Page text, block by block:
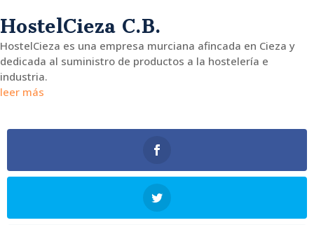
HostelCieza C.B.
HostelCieza es una empresa murciana afincada en Cieza y
dedicada al suministro de productos a la hostelería e
industria.
leer más